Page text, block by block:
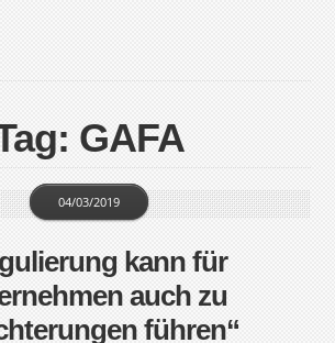
GAFA
kann für
auch zu
führen“
04/03/2019